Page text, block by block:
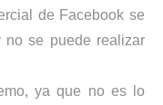
de Facebook se
no se puede realizar
ya que no es lo